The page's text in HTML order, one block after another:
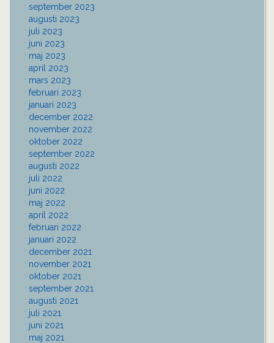
september 2023
augusti 2023
juli 2023
juni 2023
maj 2023
april 2023
mars 2023
februari 2023
januari 2023
december 2022
november 2022
oktober 2022
september 2022
augusti 2022
juli 2022
juni 2022
maj 2022
april 2022
februari 2022
januari 2022
december 2021
november 2021
oktober 2021
september 2021
augusti 2021
juli 2021
juni 2021
maj 2021